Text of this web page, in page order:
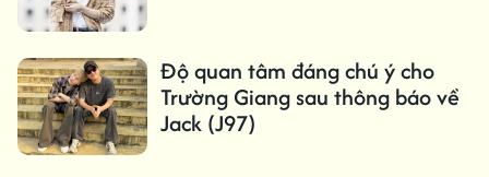
Độ quan tâm đáng chú ý cho
Trường Giang sau thông báo về
Jack (J97)